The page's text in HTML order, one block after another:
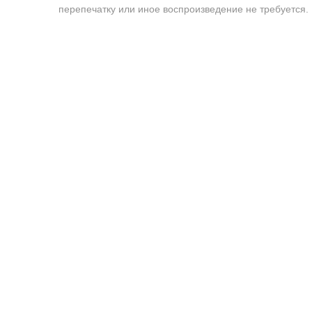
перепечатку или иное воспроизведение не требуется.